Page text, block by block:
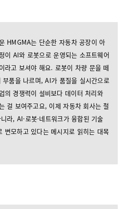
HMGMA는 단순한 자동차 공장이 아
이 AI와 로봇으로 운영되는 소프트웨어
라고 보셔야 해요. 로봇이 차량 문을 떼
품을 나르며, AI가 품질을 실시간으로
의 경쟁력이 설비보다 데이터 처리와
걸 보여주고요, 이제 자동차 회사는 철
라, AI·로봇·네트워크가 융합된 기술
변모하고 있다는 메시지로 읽히는 대목